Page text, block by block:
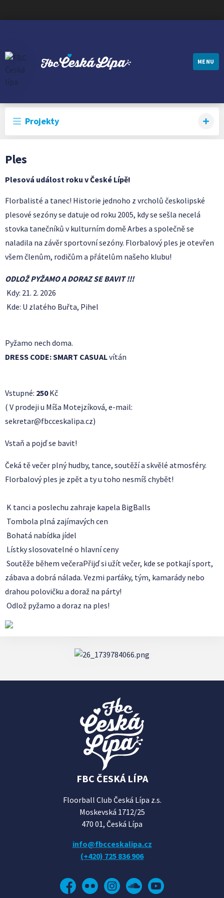
FBC ČESKÁ LÍPA
MENU
Projekty
Ples
Plesová událost roku v České Lípě!
Florbalisté a tanec! Historie jednoho z vrcholů českolipské
plesové sezóny se datuje od roku 2005, kdy se sešla necelá
stovka tanečníků v kulturním domě Arbes a společně se
naladila na závěr sportovní sezóny. Florbalový ples je otevřen
všem členům, rodičům a přátelům našeho klubu!
ODLOŽ PYŽAMO A DORAZ SE BAVIT !!!
Kdy: 21. 2. 2026
Kde: U zlatého Buřta, Pihel
Pyžamo nech doma.
DRESS CODE: SMART CASUALvítán
Vstupné: 250Kč
( V prodeji u Míša Motejzíková, e-mail:
sekretar@fbcceskalipa.cz)
Vstaň a pojď se bavit!
Čeká tě večer plný hudby, tance, soutěží a skvělé atmosféry.
Florbalový ples je zpět a ty u toho nesmíš chybět!
K tanci a poslechu zahraje kapela BigBalls
Tombola plná zajímavých cen
Bohatá nabídka jídel
Lístky slosovatelné o hlavní ceny
Soutěže během večeraPřijď si užít večer, kde se potkají sport,
zábava a dobrá nálada. Vezmi parťáky, tým, kamarády nebo
drahou polovičku a doraž na párty!
Odlož pyžamo a doraz na ples!
FBC ČESKÁ LÍPA
Floorball Club Česká Lípa z.s.
Moskevská 1712/25
470 01, Česká Lípa
info@fbcceskalipa.cz
(+420) 725 836 906
Facebook
Flickr InstagramSoundcloud
YouTube